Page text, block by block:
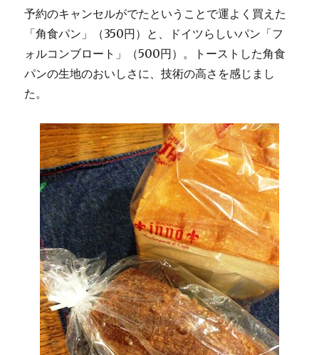
予約のキャンセルがでたということで運よく買えた
「角食パン」（350円）と、ドイツらしいパン「フ
ォルコンブロート」（500円）。トーストした角食
パンの生地のおいしさに、技術の高さを感じまし
た。